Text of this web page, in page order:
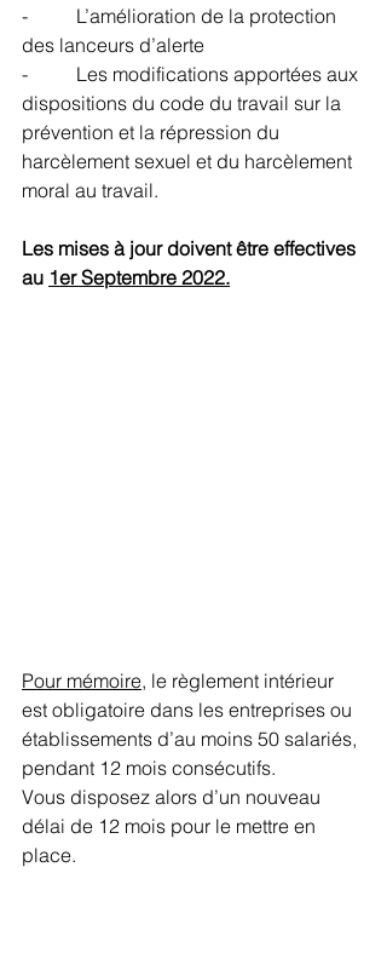
-
L’amélioration de la protection
des lanceurs d’alerte
-          Les modifications apportées aux
dispositions du code du travail sur la
prévention et la répression du
harcèlement sexuel et du harcèlement
moral au travail.
Les mises à jour doivent être effectives
au 1er Septembre 2022.
Pour mémoire, le règlement intérieur
est obligatoire dans les entreprises ou
établissements d’au moins 50 salariés,
pendant 12 mois consécutifs.
Vous disposez alors d’un nouveau
délai de 12 mois pour le mettre en
place.